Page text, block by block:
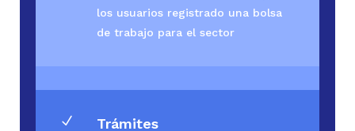
los usuarios registrado una bolsa
de trabajo para el sector
N Trámites